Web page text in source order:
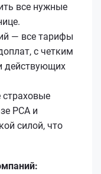
все нужные
— все тарифы
с четким
действующих
страховые
РСА и
силой, что